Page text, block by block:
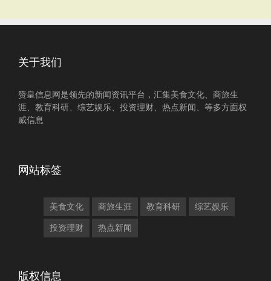
关于我们
赞皇信息网是领先的新闻资讯平台，汇集美食文化、商旅生
涯、教育科研、综艺娱乐、投资理财、热点新闻、等多方面权
威信息
网站标签
美食文化 商旅生涯 教育科研 综艺娱乐
投资理财 热点新闻
版权信息